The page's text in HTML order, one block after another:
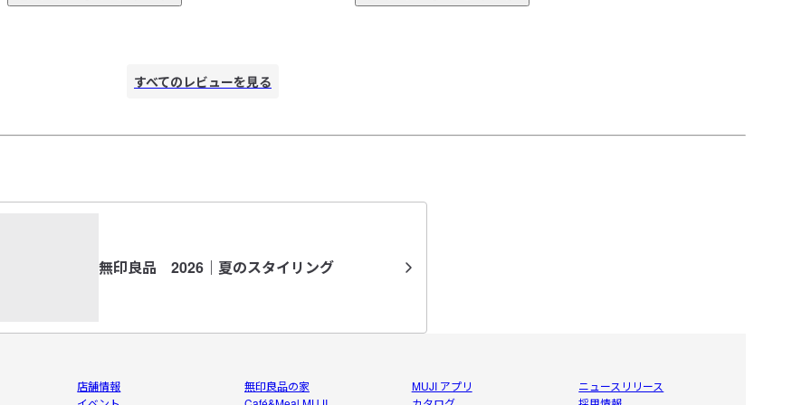
すべてのレビューを見る
無印良品 2026｜夏のスタイリング
店舗情報
無印良品の家
MUJI アプリ
ニュースリリース